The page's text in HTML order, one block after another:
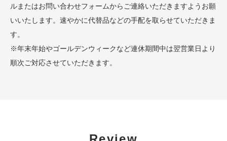
ルまたはお問い合わせフォームからご連絡いただきますようお願
いいたします。速やかに代替品などの手配を取らせていただきま
す。
※年末年始やゴールデンウィークなど連休期間中は翌営業日より
順次ご対応させていただきます。